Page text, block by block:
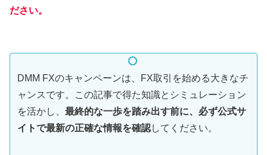
ださい。
DMM FXのキャンペーンは、FX取引を始める大きなチ
ャンスです。この記事で得た知識とシミュレーション
を活かし、 最終的な一歩を踏み出す前に、必ず公式サ
イトで最新の正確な情報を確認してください。